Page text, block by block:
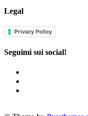
Legal
Privacy Policy
Seguimi sui social!